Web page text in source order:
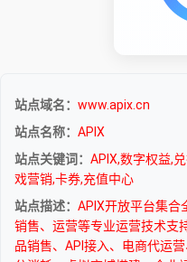
站点域名： www.apix.cn
站点名称： APIX
站点关键词： APIX,数字权益,
戏营销,卡券,充值中心
站点描述： APIX开放平台集合
销售、运营等专业运营技术支
品销售、API接入、电商代运